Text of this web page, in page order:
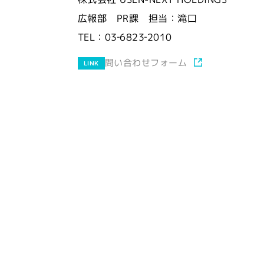
広報部 PR課 担当：滝口
TEL：03‐6823‐2010
LINK 問い合わせフォーム